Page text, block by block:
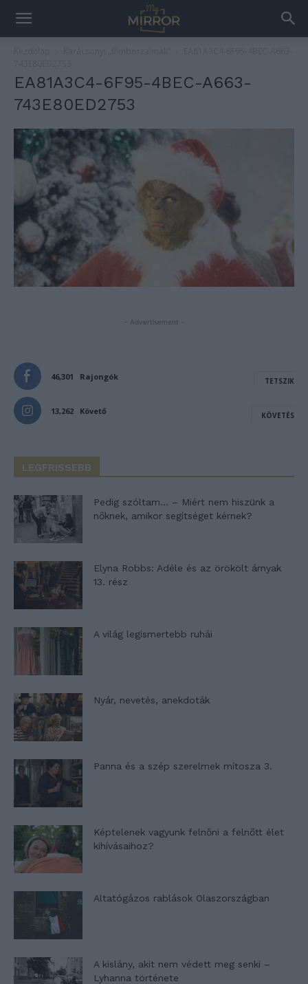
EA81A3C4-6F95-4BEC-A663-
743E80ED2753
- Advertisement -
46,301 Rajongók TETSZIK
13,262 Követő KÖVETÉS
LEGFRISSEBB
Pedig szóltam… – Miért nem hiszünk a
nőknek, amikor segítséget kérnek?
Elyna Robbs: Adéle és az örökölt árnyak
13. rész
A világ legismertebb ruhái
Nyár, nevetés, anekdoták
Panna és a szép szerelmek mítosza 3.
Képtelenek vagyunk felnőni a felnőtt élet
kihívásaihoz?
Altatógázos rablások Olaszországban
A kislány, akit nem védett meg senki –
Lyhanna története